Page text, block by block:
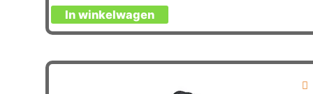
In winkelwagen
Dit
product
meerdere
Deze